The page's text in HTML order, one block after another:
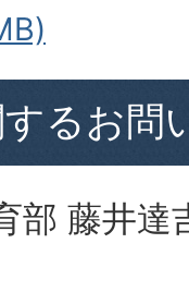
るお問
部 藤井達